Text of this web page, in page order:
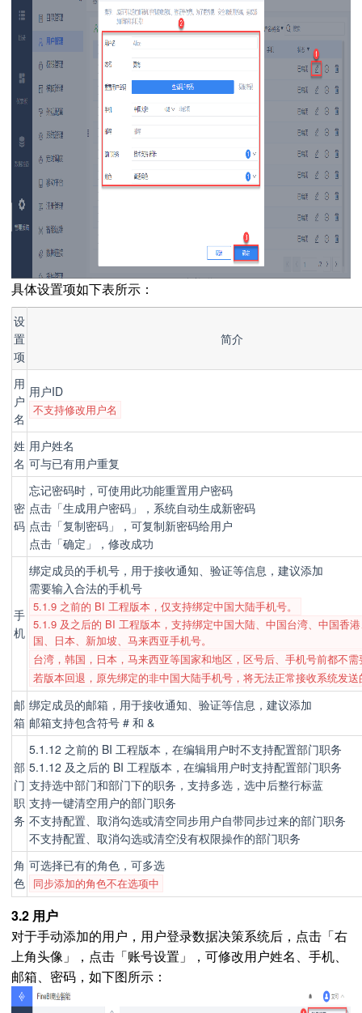
具体设置项如下表所示：
设
置
项
简介
用
户
名
用户ID
不支持修改用户名
姓
名
用户姓名
可与已有用户重复
密
码
忘记密码时，可使用此功能重置用户密码
点击「生成用户密码」，系统自动生成新密码
点击「复制密码」，可复制新密码给用户
点击「确定」，修改成功
手
机
绑定成员的手机号，用于接收通知、验证等信息，建议添加
需要输入合法的手机号
5.1.9 之前的 BI 工程版本，仅支持绑定中国大陆手机号。
5.1.9 及之后的 BI 工程版本，支持绑定中国大陆、中国台湾、中国香
国、日本、新加坡、马来西亚手机号。
台湾，韩国，日本，马来西亚等国家和地区，区号后、手机号前都不
若版本回退，原先绑定的非中国大陆手机号，将无法正常接收系统发
邮
箱
绑定成员的邮箱，用于接收通知、验证等信息，建议添加
邮箱支持包含符号 # 和 &
部
门
职
务
5.1.12 之前的 BI 工程版本，在编辑用户时不支持配置部门职务
5.1.12 及之后的 BI 工程版本，在编辑用户时支持配置部门职务
支持选中部门和部门下的职务，支持多选，选中后整行标蓝
支持一键清空用户的部门职务
不支持配置、取消勾选或清空同步用户自带同步过来的部门职务
不支持配置、取消勾选或清空没有权限操作的部门职务
角
色
可选择已有的角色，可多选
同步添加的角色不在选项中
3.2 用户
对于手动添加的用户，用户登录数据决策系统后，点击「右
上角头像」，点击「账号设置」，可修改用户姓名、手机、
邮箱、密码，如下图所示：